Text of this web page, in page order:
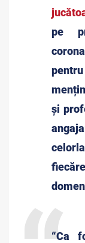
pe
și
“Ca